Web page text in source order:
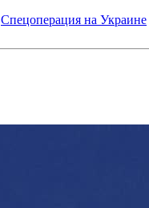
Спецоперация на Украине